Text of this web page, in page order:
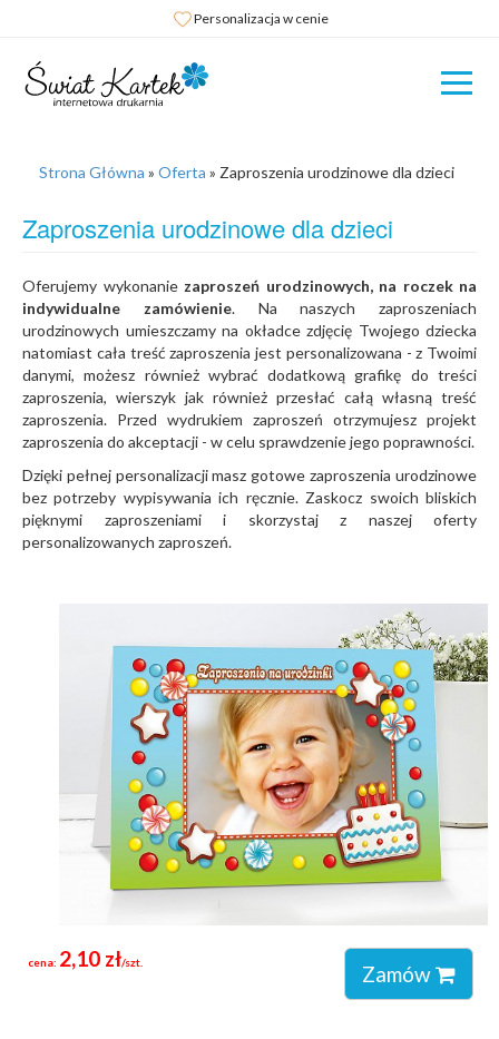
Bezpieczne płatności Tpay/BLIK
Strona Główna » Oferta » Zaproszenia urodzinowe dla dzieci
Zaproszenia urodzinowe dla dzieci
Oferujemy wykonanie zaproszeń urodzinowych, na roczek na
indywidualne zamówienie. Na naszych zaproszeniach
urodzinowych umieszczamy na okładce zdjęcię Twojego dziecka
natomiast cała treść zaproszenia jest personalizowana - z Twoimi
danymi, możesz również wybrać dodatkową grafikę do treści
zaproszenia, wierszyk jak również przesłać całą własną treść
zaproszenia. Przed wydrukiem zaproszeń otrzymujesz projekt
zaproszenia do akceptacji - w celu sprawdzenie jego poprawności.
Dzięki pełnej personalizacji masz gotowe zaproszenia urodzinowe
bez potrzeby wypisywania ich ręcznie. Zaskocz swoich bliskich
pięknymi zaproszeniami i skorzystaj z naszej oferty
personalizowanych zaproszeń.
cena: 2,10 zł/szt. Zamów